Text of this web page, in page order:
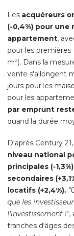
Les acquéreurs
(-0,4%) pour une
appartement,
pour les premières
m²). Dans la
vente s'allongent
jours pour les
pour les
par emprunt
quand la durée
D'après Century 21,
niveau national
principales (-
secondaires
locatifs (+2,4%).
que les
l'investissement !",
tranches d'âges